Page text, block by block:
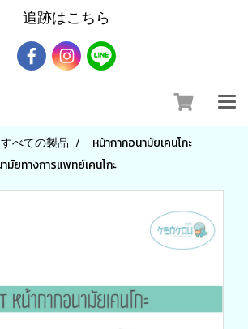
追跡はこちら
すべての製品
หน้ากากอนามัยเคนโกะ
มัยทางการแพทย์เคนโกะ